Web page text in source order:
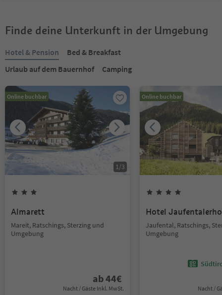
Finde deine Unterkunft in der Umgebung
Hotel & Pension
Bed & Breakfast
Urlaub auf dem Bauernhof
Camping
Online buchbar
1/3
Almarett
Mareit, Ratschings, Sterzing und
Umgebung
ab44€
Nacht / Gäste Inkl. MwSt.
Online buchbar
Hotel
Jaufental, Ratschings,
Umgebung
Nacht /